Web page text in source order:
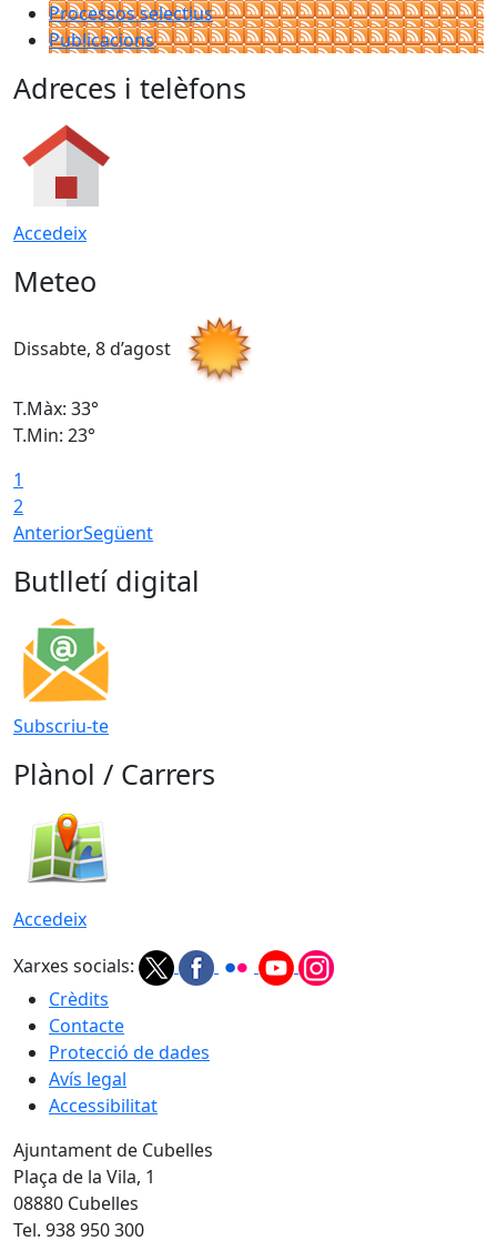
Processos selectius
Publicacions
Adreces i telèfons
Accedeix
Meteo
Dissabte, 8 d’agost
T.Màx: 33°
T.Min: 23°
1
2
AnteriorSegüent
Butlletí digital
Subscriu-te
Plànol / Carrers
Accedeix
Xarxes socials:
Crèdits
Contacte
Protecció de dades
Avís legal
Accessibilitat
Ajuntament de Cubelles
Plaça de la Vila, 1
08880 Cubelles
Tel. 938 950 300